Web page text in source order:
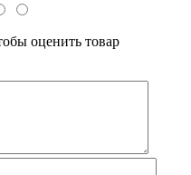
оценить товар